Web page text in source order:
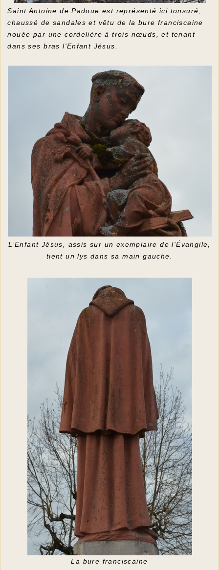
Saint Antoine de Padoue est représenté ici tonsuré,
chaussé de sandales et vêtu de la bure franciscaine
nouée par une cordelière à trois nœuds, et tenant
dans ses bras l'Enfant Jésus.
L’Enfant Jésus, assis sur un exemplaire de l'Évangile,
tient un lys dans sa main gauche.
La bure franciscaine